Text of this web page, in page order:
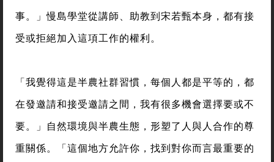
事。」慢島學堂從講師、助教到宋若甄本身，都有接
受或拒絕加入這項工作的權利。
「我覺得這是半農社群習慣，每個人都是平等的，都
在發邀請和接受邀請之間，我有很多機會選擇要或不
要。」自然環境與半農生態，形塑了人與人合作的尊
重關係。「這個地方允許你，找到對你而言最重要的